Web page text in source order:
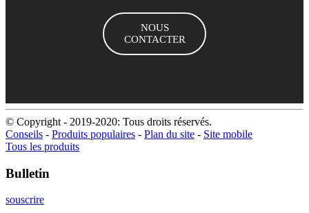
NOUS
CONTACTER
© Copyright - 2019-2020: Tous droits réservés.
Conseils - Produits populaires - Plan du site - Site mobile
Tous les produits
Bulletin
souscrire